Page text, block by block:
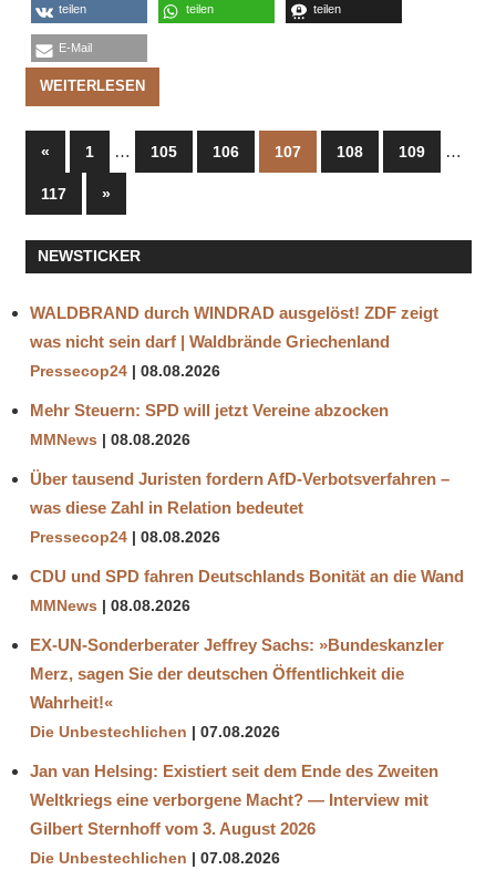
teilen teilen teilen
E-Mail
WEITERLESEN
Seitennummerierung
der
Beiträge
«Vorherige
Beiträge
1 … 105 106 107 108 109 …
117
Nächste
Beiträge
»
NEWSTICKER
WALDBRAND durch WINDRAD ausgelöst! ZDF zeigt
was nicht sein darf | Waldbrände Griechenland
Pressecop24 08.08.2026
Mehr Steuern: SPD will jetzt Vereine abzocken
MMNews 08.08.2026
Über tausend Juristen fordern AfD-Verbotsverfahren –
was diese Zahl in Relation bedeutet
Pressecop24 08.08.2026
CDU und SPD fahren Deutschlands Bonität an die Wand
MMNews 08.08.2026
EX-UN-Sonderberater Jeffrey Sachs: »Bundeskanzler
Merz, sagen Sie der deutschen Öffentlichkeit die
Wahrheit!«
Die Unbestechlichen 07.08.2026
Jan van Helsing: Existiert seit dem Ende des Zweiten
Weltkriegs eine verborgene Macht? — Interview mit
Gilbert Sternhoff vom 3. August 2026
Die Unbestechlichen 07.08.2026